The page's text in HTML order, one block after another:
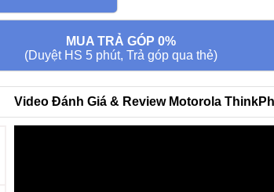
MUA TRẢ GÓP 0%
(Duyệt HS 5 phút, Trả góp qua thẻ)
Video Đánh Giá & Review Motorola